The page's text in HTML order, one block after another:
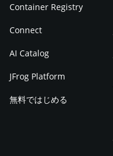
Container Registry
Connect
AI Catalog
JFrog Platform
無料ではじめる